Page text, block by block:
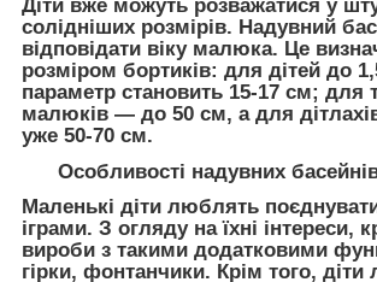
Діти вже можуть розважатися у
солідніших розмірів. Надувний
відповідати віку малюка. Це
розміром бортиків: для дітей до
параметр становить 15-17 см; для
малюків — до 50 см, а для
уже 50-70 см.
Особливості надувних
Маленькі діти люблять
іграми. З огляду на їхні інтереси,
вироби з такими додатковими
гірки, фонтанчики. Крім того,